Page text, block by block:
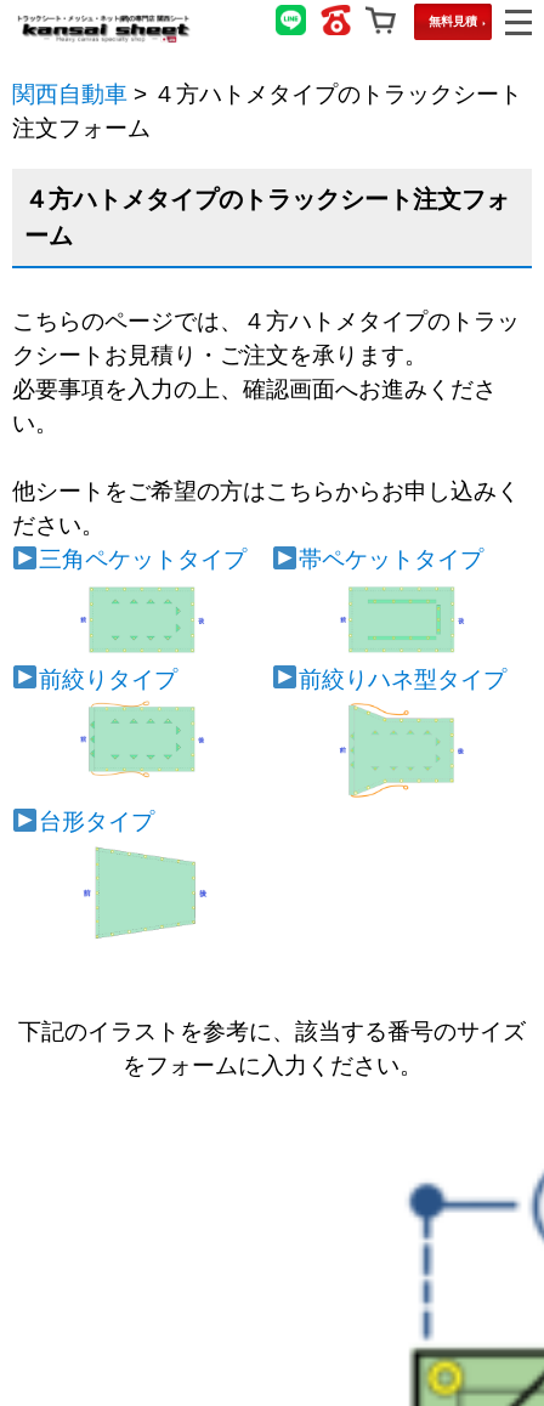
無料見積
関西自動車 > ４方ハトメタイプのトラックシート
注文フォーム
４方ハトメタイプのトラックシート注文フォ
ーム
こちらのページでは、４方ハトメタイプのトラッ
クシートお見積り・ご注文を承ります。
必要事項を入力の上、確認画面へお進みくださ
い。
他シートをご希望の方はこちらからお申し込みく
ださい。
三角ペケットタイプ
帯ペケットタイプ
前絞りタイプ 前絞りハネ型タイプ
台形タイプ
下記のイラストを参考に、該当する番号のサイズ
をフォームに入力ください。